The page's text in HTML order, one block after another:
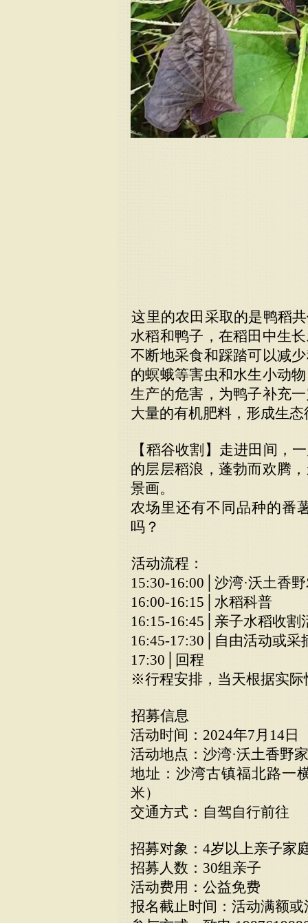
这里的农田采取的是鸭稻
水稻和鸭子，在稻田中生
不断地采食和踩踏可以减
的螟蛾等害虫和水生小动
生产的危害，为鸭子补充
大量的有机肥料，形成生
【稻谷收割】走进田间，
的层层稻浪，蓬勃而欢腾
景画。
农场里还有不同品种的番
吗？
活动流程：
15:30-16:00│沙湾·沃土香
16:00-16:15│水稻科普
16:15-16:45│亲子水稻收割
16:45-17:30│自由活动或
17:30│回程
※行程安排，当天根据实际
招募信息
活动时间：2024年7月14日
活动地点：沙湾·沃土香野
地址：沙湾古镇福北路一
米）
交通方式：自驾自行前往
招募对象：4岁以上亲子家
招募人数：30组亲子
活动费用：公益免费
报名截止时间：活动满额